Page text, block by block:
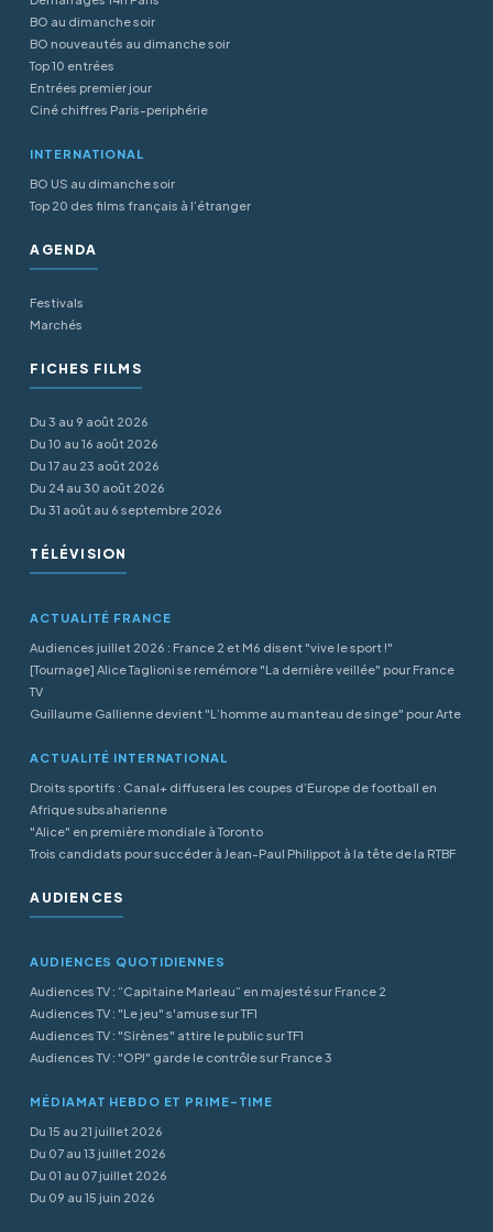
BO au dimanche soir
BO nouveautés au dimanche soir
Top 10 entrées
Entrées premier jour
Ciné chiffres Paris-periphérie
INTERNATIONAL
BO US au dimanche soir
Top 20 des films français à l’étranger
AGENDA
Festivals
Marchés
FICHES FILMS
Du 3 au 9 août 2026
Du 10 au 16 août 2026
Du 17 au 23 août 2026
Du 24 au 30 août 2026
Du 31 août au 6 septembre 2026
TÉLÉVISION
ACTUALITÉ FRANCE
Audiences juillet 2026 : France 2 et M6 disent "vive le sport !"
[Tournage] Alice Taglioni se remémore "La dernière veillée" pour France
TV
Guillaume Gallienne devient "L’homme au manteau de singe" pour Arte
ACTUALITÉ INTERNATIONAL
Droits sportifs : Canal+ diffusera les coupes d’Europe de football en
Afrique subsaharienne
"Alice" en première mondiale à Toronto
Trois candidats pour succéder à Jean-Paul Philippot à la tête de la RTBF
AUDIENCES
AUDIENCES QUOTIDIENNES
Audiences TV : “Capitaine Marleau” en majesté sur France 2
Audiences TV : "Le jeu" s'amuse sur TF1
Audiences TV : "Sirènes" attire le public sur TF1
Audiences TV : "OPJ" garde le contrôle sur France 3
MÉDIAMAT HEBDO ET PRIME-TIME
Du 15 au 21 juillet 2026
Du 07 au 13 juillet 2026
Du 01 au 07 juillet 2026
Du 09 au 15 juin 2026